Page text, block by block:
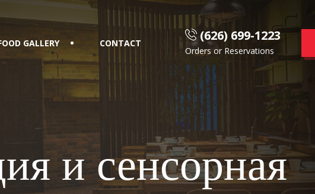
GALLERY CONTACT (626) 699-1223
Orders or Reservations
и сенсорная